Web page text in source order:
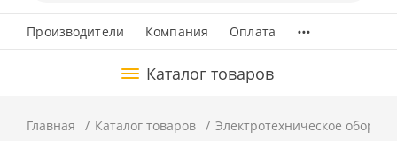
Производители Компания Оплата ...
Каталог товаров
Главная Каталог товаров Электротехническое